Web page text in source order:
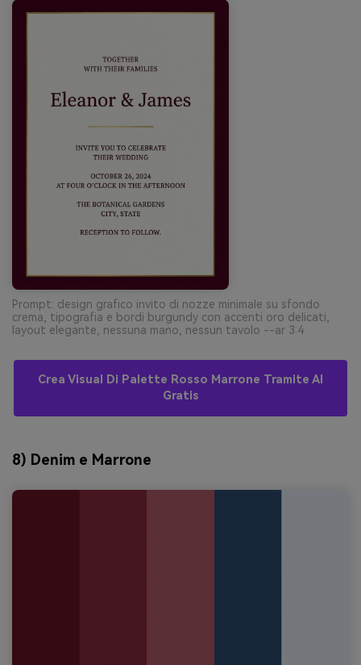
Prompt: design grafico invito di nozze minimale su sfondo
crema, tipografia e bordi burgundy con accenti oro delicati,
layout elegante, nessuna mano, nessun tavolo --ar 3:4
Crea Visual Di Palette Rosso Marrone Tramite AI
Gratis
8) Denim e Marrone